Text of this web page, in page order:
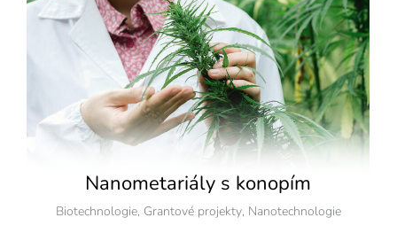
Nanometariály s konopím
Biotechnologie, Grantové projekty, Nanotechnologie